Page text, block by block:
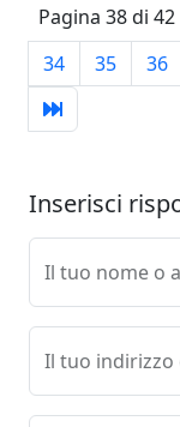
Pagina 38 di 42
34
35 36
Inserisci
Il tuo nome o
Il tuo indirizzo